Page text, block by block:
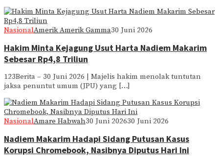
NasionalAmerik Amerik Gamma30 Juni 2026
Hakim Minta Kejagung Usut Harta Nadiem Makarim
Sebesar Rp4,8 Triliun
123Berita – 30 Juni 2026 | Majelis hakim menolak tuntutan
jaksa penuntut umum (JPU) yang […]
NasionalAmare Habwah30 Juni 202630 Juni 2026
Nadiem Makarim Hadapi Sidang Putusan Kasus
Korupsi Chromebook, Nasibnya Diputus Hari Ini